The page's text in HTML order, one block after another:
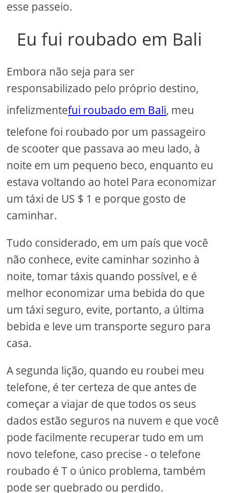
esse passeio.
Eu fui roubado em Bali
Embora não seja para ser
responsabilizado pelo próprio destino,
infelizmentefui roubado em Bali, meu
telefone foi roubado por um passageiro
de scooter que passava ao meu lado, à
noite em um pequeno beco, enquanto eu
estava voltando ao hotel Para economizar
um táxi de US $ 1 e porque gosto de
caminhar.
Tudo considerado, em um país que você
não conhece, evite caminhar sozinho à
noite, tomar táxis quando possível, e é
melhor economizar uma bebida do que
um táxi seguro, evite, portanto, a última
bebida e leve um transporte seguro para
casa.
A segunda lição, quando eu roubei meu
telefone, é ter certeza de que antes de
começar a viajar de que todos os seus
dados estão seguros na nuvem e que você
pode facilmente recuperar tudo em um
novo telefone, caso precise - o telefone
roubado é T o único problema, também
pode ser quebrado ou perdido.